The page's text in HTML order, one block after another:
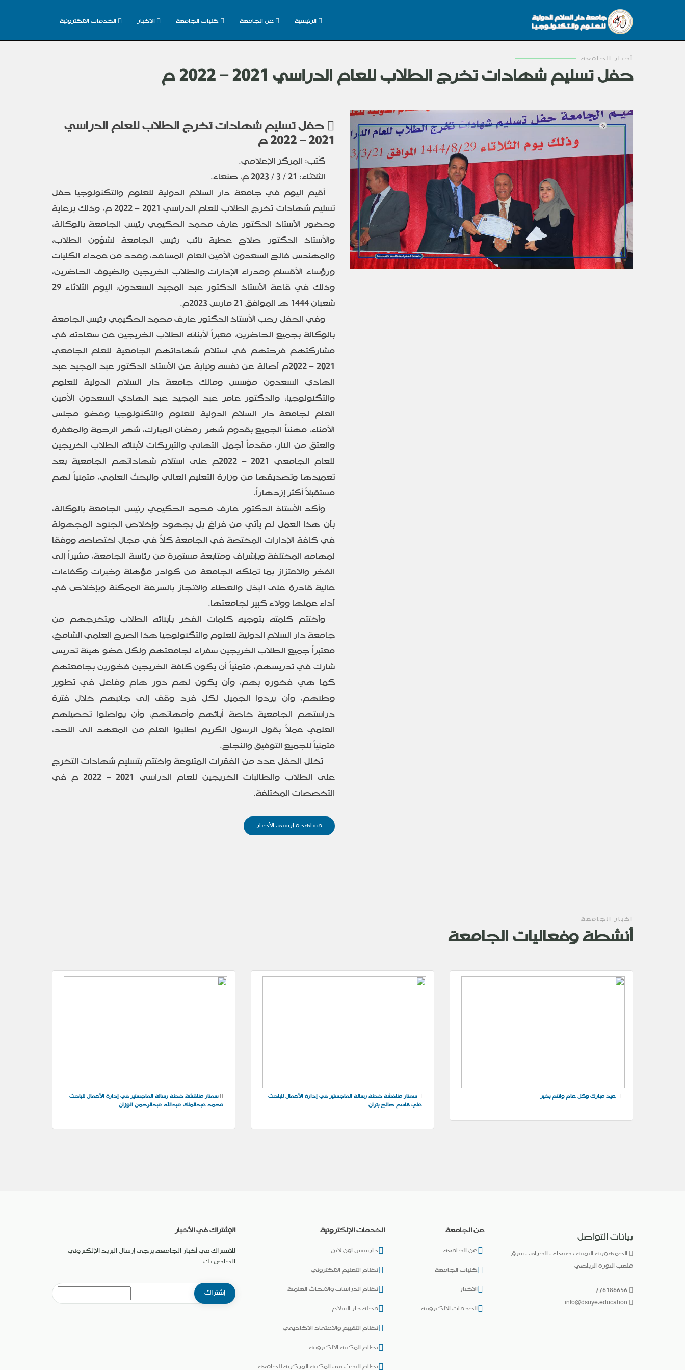
الرئيسية عن الجامعة كليات الجامعة الأخبار الخدمات الالكترونية
أخبار الجامعة
حفل تسليم شهادات تخرج الطلاب للعام الدراسي 2021 – 2022 م
حفل تسليم شهادات تخرج الطلاب للعام الدراسي
2021 – 2022 م
كَتب: المركز الإعلامي.
الثلاثاء: 21 / 3 / 2023 م، صنعاء.
أقيم اليوم في جامعة دار السلام الدولية للعلوم والتكنولوجيا حفل
تسليم شهادات تخرج الطلاب للعام الدراسي 2021 – 2022 م، وذلك برعاية
وحضور الأستاذ الدكتور عارف محمد الحكيمي رئيس الجامعة بالوكالة،
والأستاذ الدكتور صلاح عطية نائب رئيس الجامعة لشؤون الطلاب،
والمهندس فالح السعدون الأمين العام المساعد، وعدد من عمداء الكليات
ورؤساء الأقسام ومدراء الإدارات والطلاب الخريجين والضيوف الحاضرين،
وذلك في قاعة الأستاذ الدكتور عبد المجيد السعدون، اليوم الثلاثاء 29
شعبان 1444 هـ الموافق 21 مارس 2023م.
وفي الحفل رحب الأستاذ الدكتور عارف محمد الحكيمي رئيس الجامعة
بالوكالة بجميع الحاضرين، معبراً لأبنائه الطلاب الخريجين عن سعادته في
مشاركتهم فرحتهم في استلام شهاداتهم الجامعية للعام الجامعي
2021 – 2022م أصالة عن نفسه ونيابة عن الأستاذ الدكتور عبد المجيد عبد
الهادي السعدون مؤسس ومالك جامعة دار السلام الدولية للعلوم
والتكنولوجيا، والدكتور عامر عبد المجيد عبد الهادي السعدون الأمين
العام لجامعة دار السلام الدولية للعلوم والتكنولوجيا وعضو مجلس
الأمناء، مهنئاً الجميع بقدوم شهر رمضان المبارك، شهر الرحمة والمغفرة
والعتق من النار، مقدماً أجمل التهاني والتبريكات لأبنائه الطلاب الخريجين
للعام الجامعي 2021 – 2022م على استلام شهاداتهم الجامعية بعد
تعميدها وتصديقها من وزارة التعليم العالي والبحث العلمي، متمنياً لهم
مستقبلاً أكثر إزدهاراً.
وأكد الأستاذ الدكتور عارف محمد الحكيمي رئيس الجامعة بالوكالة،
بأن هذا العمل لم يأتي من فراغ بل بجهود وإخلاص الجنود المجهولة
في كافة الإدارات المختصة في الجامعة كلاً في مجال اختصاصه ووفقا
لمهامه المختلفة وبإشراف ومتابعة مستمرة من رئاسة الجامعة، مشيراً إلى
الفخر والاعتزاز بما تملكه الجامعة من كوادر مؤهلة وخبرات وكفاءات
عالية قادرة على البذل والعطاء والانجاز بالسرعة الممكنة وبإخلاص في
أداء عملها وولاء كبير لجامعتها.
وأختتم كلمته بتوجيه كلمات الفخر بأبنائه الطلاب وبتخرجهم من
جامعة دار السلام الدولية للعلوم والتكنولوجيا هذا الصرح العلمي الشامخ،
معتبراً جميع الطلاب الخريجين سفراء لجامعتهم ولكل عضو هيئة تدريس
شارك في تدريسهم، متمنياً أن يكون كافة الخريجين فخورين بجامعتهم
كما هي فخوره بهم، وأن يكون لهم دور هام وفاعل في تطوير
وطنهم، وأن يردوا الجميل لكل فرد وقف إلى جانبهم خلال فترة
دراستهم الجامعية خاصة أبائهم وأمهاتهم، وأن يواصلوا تحصيلهم
العلمي عملاً بقول الرسول الكريم اطلبوا العلم من المعهد الى اللحد،
متمنياً للجميع التوفيق والنجاح.
تخلل الحفل عدد من الفقرات المتنوعة واختتم بتسليم شهادات التخرج
على الطلاب والطالبات الخريجين للعام الدراسي 2021 – 2022 م في
التخصصات المختلفة.
مشاهدة إرشيف الأخبار
اخبار الجامعة
أنشطة وفعاليات الجامعة
عيد مبارك وكل عام وانتم بخير
سمنار مناقشة خطة رسالة الماجستير في إدارة الأعمال للباحث
علي قاسم صالح بتران
سمنار مناقشة خطة رسالة الماجستير في إدارة الأعمال للباحث
محمد عبدالملك عبدالله عبدالرحمن الوزان
بيانات التواصل
الجمهورية اليمنية ، صنعاء ، الجراف ، شرق
ملعب الثورة الرياضي
عن الجامعة
عن الجامعة
كليات الجامعة
الأخبار
الخدمات الالكترونية
الخدمات الإلكترونية
دارسيس اون لاين
نظام التعليم الالكتروني
نظام الدراسات والأبحاث العلمية
مجلة دار السلام
نظام التقييم والاعتماد الاكاديمي
نظام المكتبة الالكترونية
نظام البحث في المكتبة المركزية للجامعة
الإشتراك في الأخبار
للاشتراك في أخبار الجامعة يرجى إرسال البريد الإلكتروني
الخاص بك